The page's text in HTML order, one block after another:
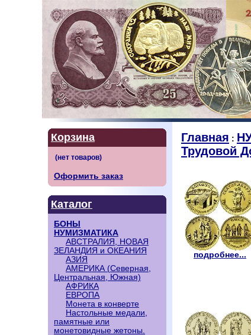
Корзина
Оформить заказ
Каталог
БОНЫ
НУМИЗМАТИКА
АВСТРАЛИЯ, НОВАЯ
ЗЕЛАНДИЯ и ОКЕАНИЯ
АЗИЯ
АМЕРИКА (Северная,
Центральная, Южная)
АФРИКА
ЕВРОПА
Монета в конверте
Настольные медали,
памятные или
монетовидные жетоны.
Главная :
Трудовой
подробнее...